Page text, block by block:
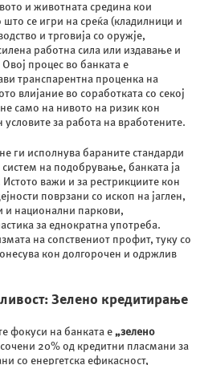
и животната средина кои
се игри на среќа (кладилници и
и трговија со оружје,
работна сила или издавање и
процес во банката е
транспарентна проценка на
влијание во соработката со секој
само на нивото на ризик кон
за работа на вработените.
ги исполнува бараните стандарди
на подобрување, банката ја
важи и за рестрикциите кон
поврзани со ископ на јаглен,
и национални паркови,
за еднократна употреба.
на сопствениот профит, туку со
кон долгорочен и одржлив
Зелено кредитирање
фокуси на банката е „зелено
20% од кредитни пласмани за
со енергетска ефикасност,